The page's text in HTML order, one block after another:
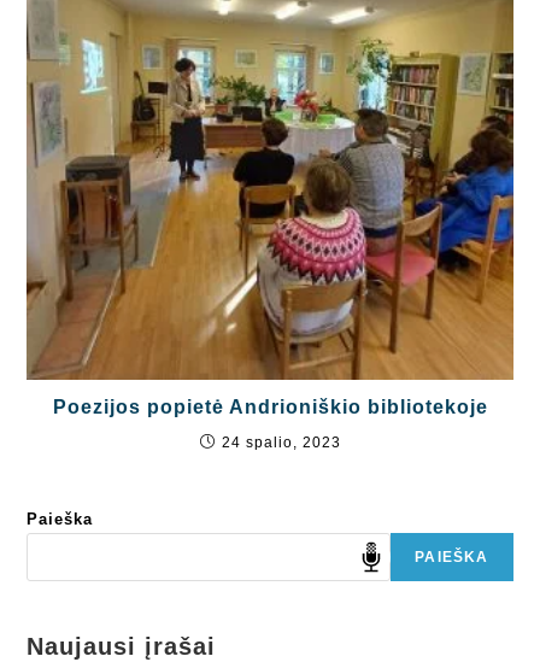
Poezijos popietė Andrioniškio bibliotekoje
24 spalio, 2023
Paieška
PAIEŠKA
Naujausi įrašai